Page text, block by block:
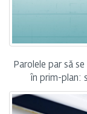
Parolele par să
în prim-plan: